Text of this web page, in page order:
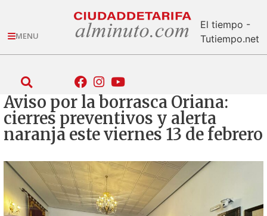
MENU
El tiempo -
Tutiempo.net
Aviso por la borrasca Oriana:
cierres preventivos y alerta
naranja este viernes 13 de febrero